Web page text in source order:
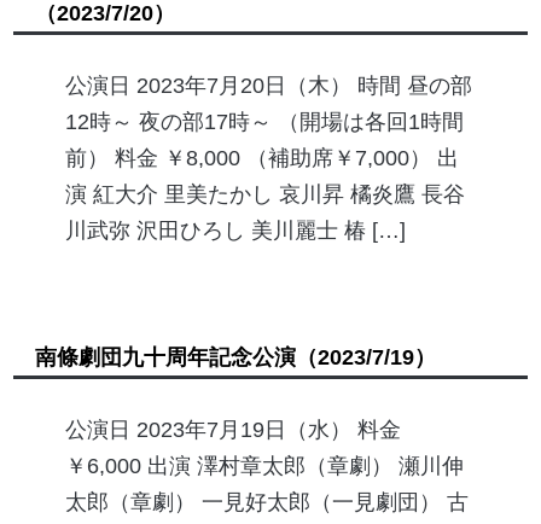
（2023/7/20）
公演日 2023年7月20日（木） 時間 昼の部
12時～ 夜の部17時～ （開場は各回1時間
前） 料金 ￥8,000 （補助席￥7,000） 出
演 紅大介 里美たかし 哀川昇 橘炎鷹 長谷
川武弥 沢田ひろし 美川麗士 椿 […]
南條劇団九十周年記念公演（2023/7/19）
公演日 2023年7月19日（水） 料金
￥6,000 出演 澤村章太郎（章劇） 瀬川伸
太郎（章劇） 一見好太郎（一見劇団） 古